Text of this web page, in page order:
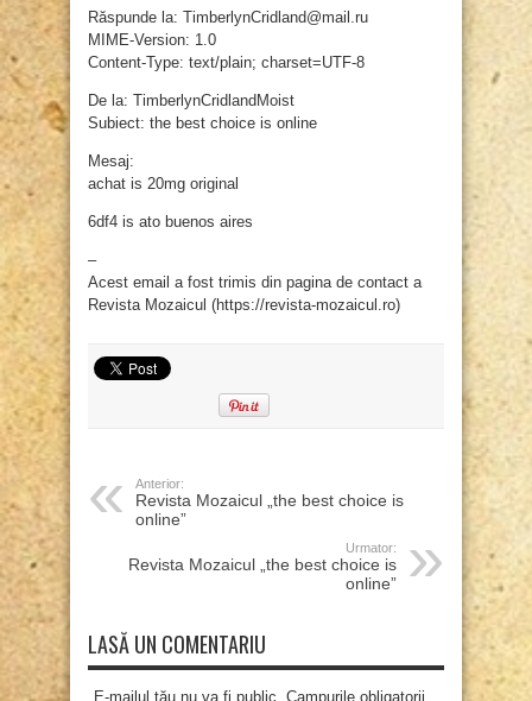
Răspunde la: TimberlynCridland@mail.ru
MIME-Version: 1.0
Content-Type: text/plain; charset=UTF-8
De la: TimberlynCridlandMoist
Subiect: the best choice is online
Mesaj:
achat is 20mg original
6df4 is ato buenos aires
–
Acest email a fost trimis din pagina de contact a
Revista Mozaicul (https://revista-mozaicul.ro)
Anterior:
Revista Mozaicul „the best choice is
online”
Urmator:
Revista Mozaicul „the best choice is
online”
LASĂ UN COMENTARIU
E-mailul tău nu va fi public. Campurile obligatorii